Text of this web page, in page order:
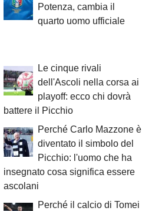
Potenza, cambia il
quarto uomo ufficiale
Le cinque rivali
dell'Ascoli nella corsa ai
playoff: ecco chi dovrà
battere il Picchio
Perché Carlo Mazzone è
diventato il simbolo del
Picchio: l'uomo che ha
insegnato cosa significa essere
ascolani
Perché il calcio di Tomei